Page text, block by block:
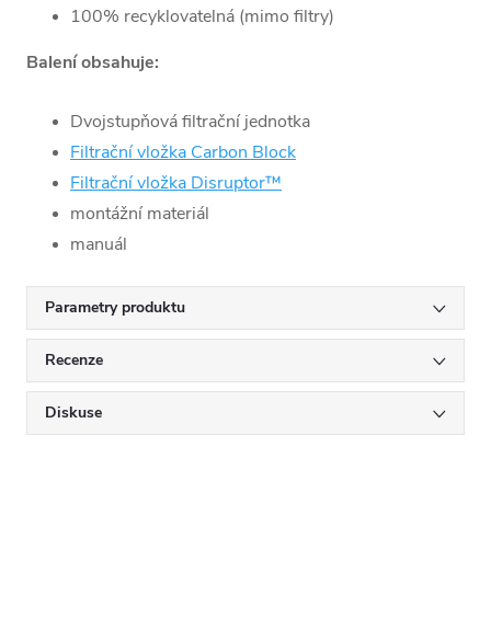
100% recyklovatelná (mimo filtry)
Balení obsahuje:
Dvojstupňová filtrační jednotka
Filtrační vložka Carbon Block
Filtrační vložka Disruptor™
montážní materiál
manuál
Parametry produktu
Recenze
Diskuse